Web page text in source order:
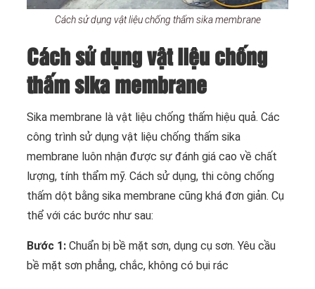
Cách sử dụng vật liệu chống thấm sika membrane
Cách sử dụng vật liệu chống
thấm sika membrane
Sika membrane là vật liệu chống thấm hiệu quả. Các
công trình sử dụng vật liệu chống thấm sika
membrane luôn nhận được sự đánh giá cao về chất
lượng, tính thẩm mỹ. Cách sử dụng, thi công chống
thấm dột bằng sika membrane cũng khá đơn giản. Cụ
thể với các bước như sau:
Bước 1: Chuẩn bị bề mặt sơn, dụng cụ sơn. Yêu cầu
bề mặt sơn phẳng, chắc, không có bụi rác